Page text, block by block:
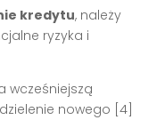
kredytu, należy
ryzyka i
wcześniejszą
nowego [4]